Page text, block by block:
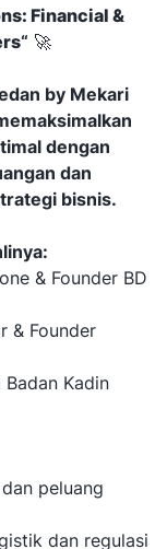
Financial &
“ 🚀
by Mekari
dengan
dan
bisnis.
& Founder BD
& Founder
Badan Kadin
peluang
dan regulasi